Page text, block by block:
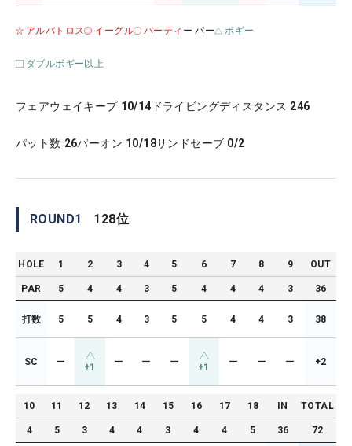
アルバトロス イーグル バーティ ー パー ボギー
ダブルボギー以上
フェアウェイキープ 10/14 ドライビングディスタンス 246
パット数 26パーオン 10/18サンドセーブ 0/2
ROUND1 128位
HOLE 1 2 3 4 5 6 7 8 9 OUT
PAR 5 4 4 3 5 4 4 4 3 36
打数 5 5 4 3 5 5 4 4 3 38
SC ー +1 ー ー ー +1 ー ー ー +2
10 11 12 13 14 15 16 17 18 IN TOTAL
4 5 3 4 4 3 4 4 5 36 72